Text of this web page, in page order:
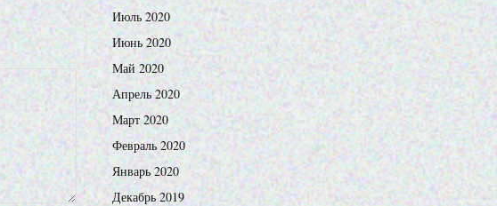
Июль 2020
Июнь 2020
Май 2020
Апрель 2020
Март 2020
Февраль 2020
Январь 2020
Декабрь 2019